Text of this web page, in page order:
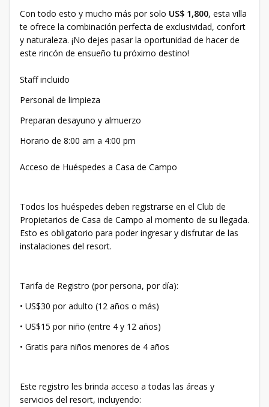
Con todo esto y mucho más por solo US$ 1,800, esta villa
te ofrece la combinación perfecta de exclusividad, confort
y naturaleza. ¡No dejes pasar la oportunidad de hacer de
este rincón de ensueño tu próximo destino!
Staff incluido
Personal de limpieza
Preparan desayuno y almuerzo
Horario de 8:00 am a 4:00 pm
Acceso de Huéspedes a Casa de Campo
Todos los huéspedes deben registrarse en el Club de
Propietarios de Casa de Campo al momento de su llegada.
Esto es obligatorio para poder ingresar y disfrutar de las
instalaciones del resort.
Tarifa de Registro (por persona, por día):
• US$30 por adulto (12 años o más)
• US$15 por niño (entre 4 y 12 años)
• Gratis para niños menores de 4 años
Este registro les brinda acceso a todas las áreas y
servicios del resort, incluyendo: